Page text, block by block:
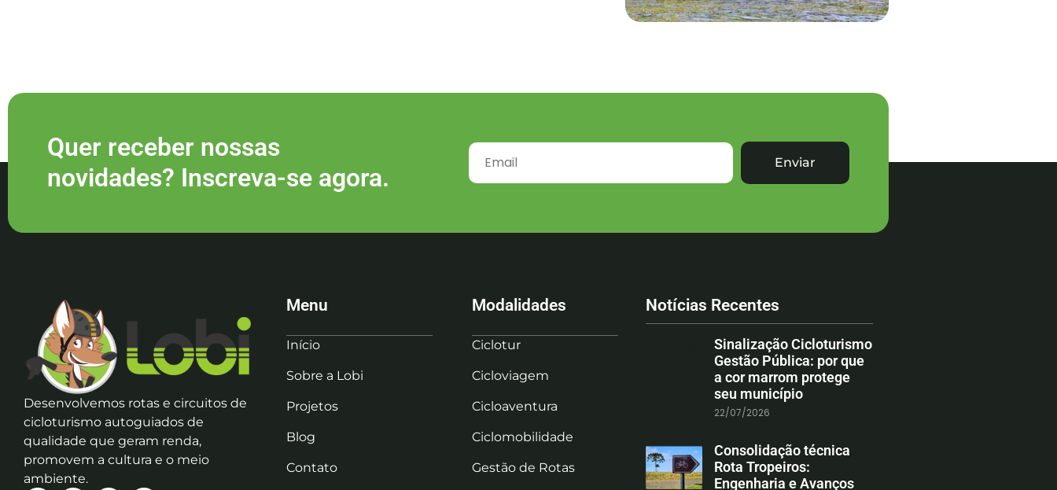
Quer receber nossas
novidades? Inscreva-se agora.
Enviar
Desenvolvemos rotas e circuitos de
cicloturismo autoguiados de
qualidade que geram renda,
promovem a cultura e o meio
ambiente.
Menu
Início
Sobre a Lobi
Projetos
Blog
Contato
Modalidades
Ciclotur
Cicloviagem
Cicloaventura
Ciclomobilidade
Gestão de Rotas
Notícias Recentes
Sinalização Cicloturismo
Gestão Pública: por que
a cor marrom protege
seu município
22/07/2026
Consolidação técnica
Rota Tropeiros:
Engenharia e Avanços